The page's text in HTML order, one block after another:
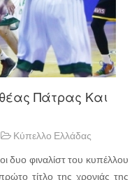
Πάτρας Και
Κύπελλο Ελλάδας
δυο φιναλίστ του κυπέλλου
τίτλο της χρονιάς της